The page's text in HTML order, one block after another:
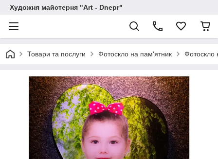
Художня майстерня "Art - Dnepr"
Товари та послуги Фотоскло на пам'ятник Фотоскло